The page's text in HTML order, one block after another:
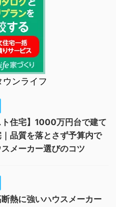
ウンライフ
ト住宅】1000万円台で建て
品質を落とさず予算内で
メーカー選びのコツ
熱に強いハウスメーカー